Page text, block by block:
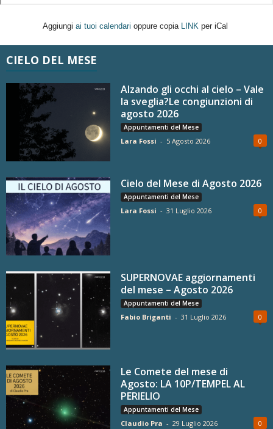
Aggiungi ai tuoi calendari oppure copia LINK per iCal
CIELO DEL MESE
Alzando gli occhi al cielo – Vale
la sveglia?Le congiunzioni di
agosto 2026
Appuntamenti del Mese
Lara Fossi - 5 Agosto 2026 0
Cielo del Mese di Agosto 2026
Appuntamenti del Mese
Lara Fossi - 31 Luglio 2026 0
SUPERNOVAE aggiornamenti
del mese – Agosto 2026
Appuntamenti del Mese
Fabio Briganti - 31 Luglio 2026 0
Le Comete del mese di
Agosto: LA 10P/TEMPEL AL
PERIELIO
Appuntamenti del Mese
Claudio Pra - 29 Luglio 2026 0